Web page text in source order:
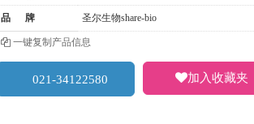
品 牌 圣尔生物share-bio
一键复制产品信息
021-34122580 加入收藏夹